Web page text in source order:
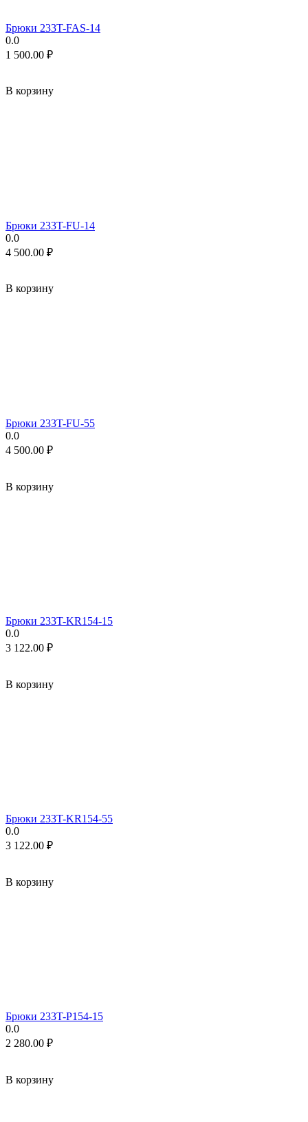
Брюки 233T-FAS-14
0.0
1 500.00 ₽
В корзину
Брюки 233T-FU-14
0.0
4 500.00 ₽
В корзину
Брюки 233T-FU-55
0.0
4 500.00 ₽
В корзину
Брюки 233T-KR154-15
0.0
3 122.00 ₽
В корзину
Брюки 233T-KR154-55
0.0
3 122.00 ₽
В корзину
Брюки 233T-P154-15
0.0
2 280.00 ₽
В корзину